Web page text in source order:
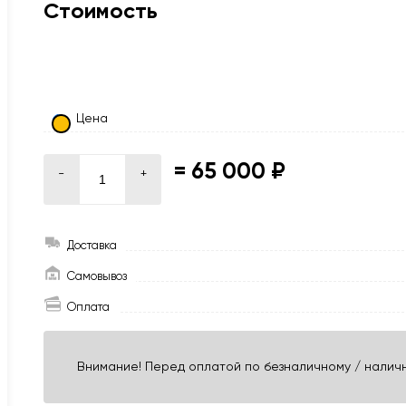
Стоимость
Цена
- + = 65 000 ₽
Доставка
Самовывоз
Оплата
Внимание! Перед оплатой по безналичному /